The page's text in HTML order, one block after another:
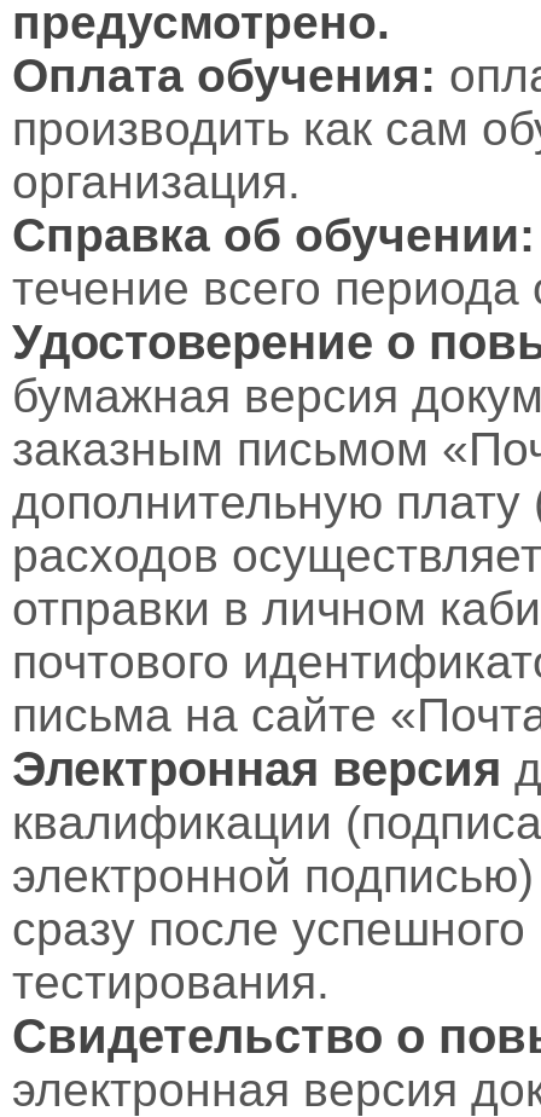
предусмотрено.
Оплата обучения:
производить как сам
организация.
Справка об обучении:
течение всего периода
Удостоверение о
бумажная версия
заказным письмом
дополнительную
расходов
отправки в личном
почтового
письма на сайте
Электронная версия
квалификации
электронной
сразу после
тестирования.
Свидетельство о
электронная версия